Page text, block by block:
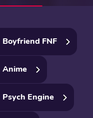
Boyfriend FNF
Anime
Psych Engine